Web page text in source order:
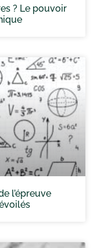
? Le pouvoir
l’épreuve